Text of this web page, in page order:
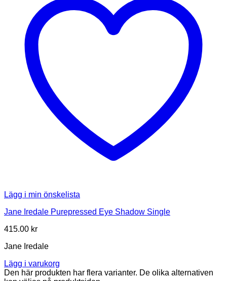
Lägg i min önskelista
Jane Iredale Purepressed Eye Shadow Single
415.00 kr
Jane Iredale
Lägg i varukorg
Den här produkten har flera varianter. De olika alternativen